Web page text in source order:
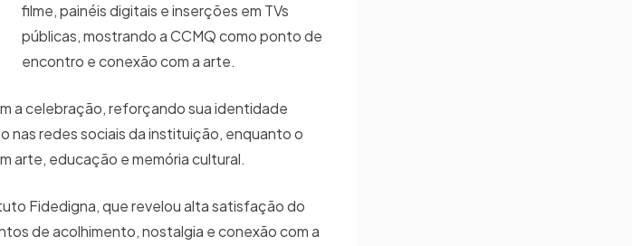
filme, painéis digitais e inserções em TVs
públicas, mostrando a CCMQ como ponto de
encontro e conexão com a arte.
a celebração, reforçando sua identidade
nas redes sociais da instituição, enquanto o
arte, educação e memória cultural.
Fidedigna, que revelou alta satisfação do
de acolhimento, nostalgia e conexão com a